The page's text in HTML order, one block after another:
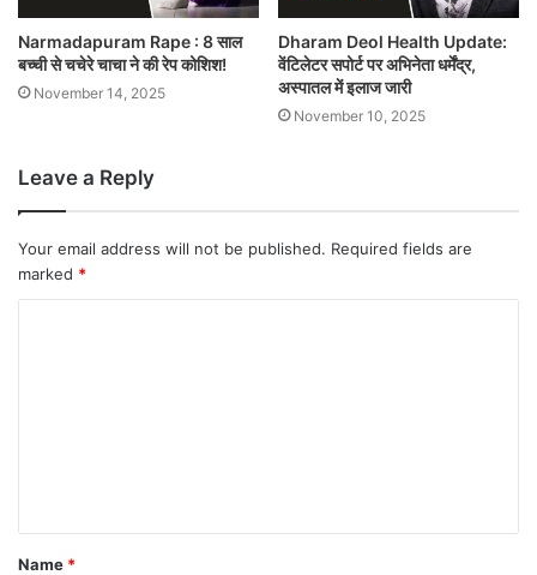
Narmadapuram Rape : 8 साल
बच्ची से चचेरे चाचा ने की रेप कोशिश!
November 14, 2025
Dharam Deol Health Update:
वेंटिलेटर सपोर्ट पर अभिनेता धर्मेंद्र,
अस्पातल में इलाज जारी
November 10, 2025
Leave a Reply
Your email address will not be published. Required fields are
marked *
Name *